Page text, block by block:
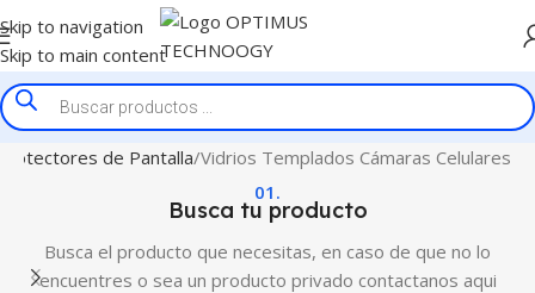
Skip to navigation
Skip to main content
de Pantalla Vidrios Templados Cámaras Celulares
01.
Busca tu producto
Busca el producto que necesitas, en caso de que no lo
encuentres o sea un producto privado contactanos aqui